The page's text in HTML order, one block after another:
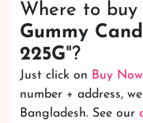
Where to buy
Gummy
225G"?
Just click on Buy Now
number + address,
Bangladesh. See our